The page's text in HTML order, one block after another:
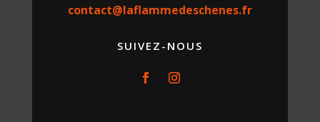
contact@laflammedeschenes.fr
SUIVEZ-NOUS